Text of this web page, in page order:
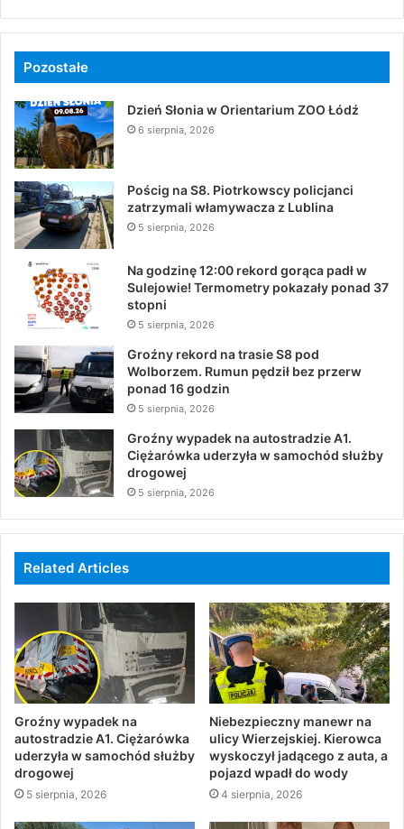
Pozostałe
Dzień Słonia w Orientarium ZOO Łódź
6 sierpnia, 2026
Pościg na S8. Piotrkowscy policjanci
zatrzymali włamywacza z Lublina
5 sierpnia, 2026
Na godzinę 12:00 rekord gorąca padł w
Sulejowie! Termometry pokazały ponad 37
stopni
5 sierpnia, 2026
Groźny rekord na trasie S8 pod
Wolborzem. Rumun pędził bez przerw
ponad 16 godzin
5 sierpnia, 2026
Groźny wypadek na autostradzie A1.
Ciężarówka uderzyła w samochód służby
drogowej
5 sierpnia, 2026
Related Articles
Groźny wypadek na
autostradzie A1. Ciężarówka
uderzyła w samochód służby
drogowej
5 sierpnia, 2026
Niebezpieczny manewr na
ulicy Wierzejskiej. Kierowca
wyskoczył jadącego z auta, a
pojazd wpadł do wody
4 sierpnia, 2026